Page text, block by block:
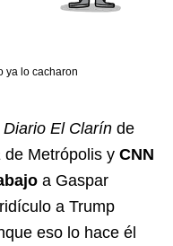
ya lo cacharon
Diario El Clarín de
de Metrópolis y CNN
a Gaspar
a Trump
eso lo hace él